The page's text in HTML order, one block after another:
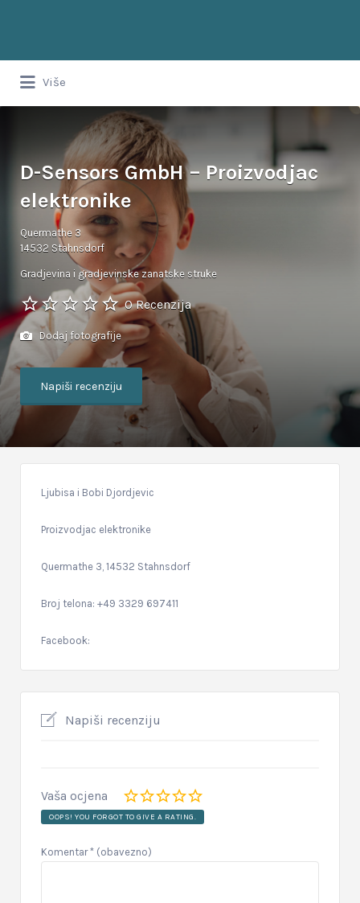
Balkanci u Njemačkoj
riječ
ili
oglasa...
Više
pojam,
D-Sensors GmbH – Proizvodjac
elektronike
Quermathe 3
14532 Stahnsdorf
Gradjevina i gradjevinske zanatske struke
0 Recenzija
Dodaj fotografije
Napiši recenziju
Ljubisa i Bobi Djordjevic
Proizvodjac elektronike
Quermathe 3, 14532 Stahnsdorf
Broj telona: +49 3329 697411
Facebook:
Napiši recenziju
Vaša ocjena
OOPS! YOU FORGOT TO GIVE A RATING.
Komentar* (obavezno)